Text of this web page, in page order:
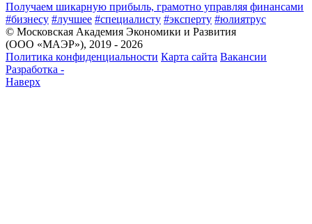
Получаем шикарную прибыль, грамотно управляя финансами
#бизнесу #лучшее #специалисту #эксперту #юлиятрус
© Московская Академия Экономики и Развития
(ООО «МАЭР»), 2019 - 2026
Политика конфиденциальности Карта сайта Вакансии
Разработка -
Наверх